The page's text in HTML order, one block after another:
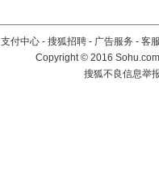
支付中心 - 搜狐招聘 - 广告服务 - 客
Copyright©2016
搜狐不良信息举